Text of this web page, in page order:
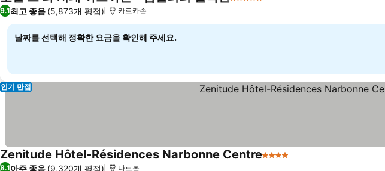
5 성급
9.1최고 좋음 (5,873개 평점) 카르카손
날짜를 선택해 정확한 요금을 확인해 주세요.
인기 만점
Zenitude Hôtel-Résidences Narbonne Centre4 성급
8.1아주 좋음 (9,320개 평점) 나르본